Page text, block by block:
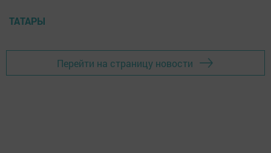
ТАТАРЫ
Перейти на страницу новости